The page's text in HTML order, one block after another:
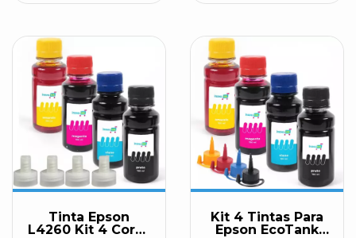
Tinta Epson
L4260 Kit 4 Cores
Kit 4 Tintas Para
Epson EcoTank